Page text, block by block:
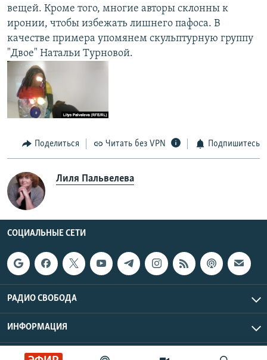
вещей. Кроме того, многие авторы склонны к
иронии, чтобы избежать лишнего пафоса. В
качестве примера упомянем скульптурную группу
"Двое" Натальи Турновой.
Поделиться Читать без VPN Подпишитесь
Лиля Пальвелева
СОЦИАЛЬНЫЕ СЕТИ
РАДИО СВОБОДА
ИНФОРМАЦИЯ